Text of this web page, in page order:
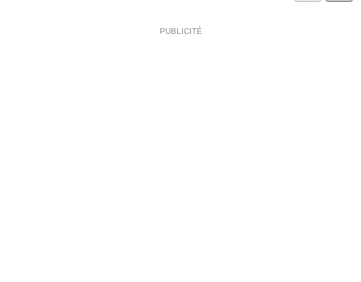
PUBLICITÉ